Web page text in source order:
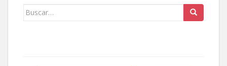
Buscar: